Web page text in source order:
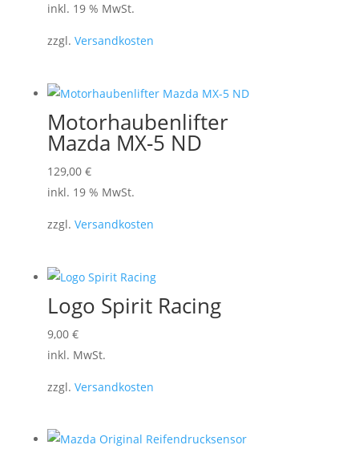
inkl. 19 % MwSt.
zzgl. Versandkosten
Motorhaubenlifter
Mazda MX-5 ND
129,00 €
inkl. 19 % MwSt.
zzgl. Versandkosten
Logo Spirit Racing
9,00 €
mehrere
auf.
inkl. MwSt.
zzgl. Versandkosten